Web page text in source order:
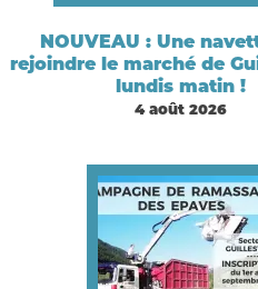
NOUVEAU : Une
rejoindre le marché de
lundis matin !
4 août 2026